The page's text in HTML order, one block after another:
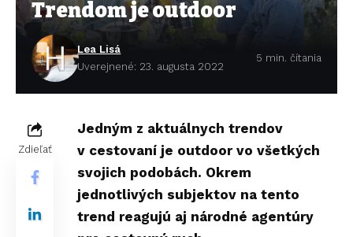
Trendom je outdoor
Lea Lisá
Uverejnené: 23. augusta 2022
5 min. čítania
Zdieľať
Jedným z aktuálnych trendov
v cestovaní je outdoor vo všetkých
svojich podobách. Okrem
jednotlivých subjektov na tento
trend reagujú aj národné agentúry